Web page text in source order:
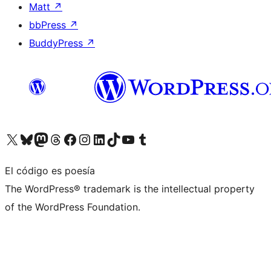
Matt ↗
bbPress ↗
BuddyPress ↗
Visita nuestra cuenta de X (anteriormente Twitter)
Visita nuestra cuenta de Bluesky
Visita nuestra cuenta de Mastodon
Visita nuestra cuenta de Threads
Visita nuestra página de Facebook
Visita nuestra cuenta de Instagram
Visita nuestra cuenta de LinkedIn
Visita nuestra cuenta de TikTok
Visita nuestro canal de YouTube
Visita nuestra cuenta de Tumblr
El código es poesía
The WordPress® trademark is the intellectual property
of the WordPress Foundation.